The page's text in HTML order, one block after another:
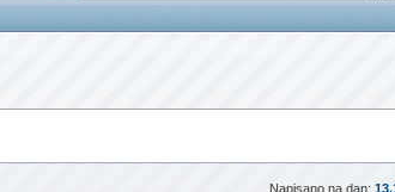
Napisano na dan: